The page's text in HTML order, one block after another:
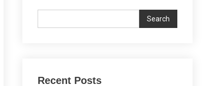
Search
Recent Posts